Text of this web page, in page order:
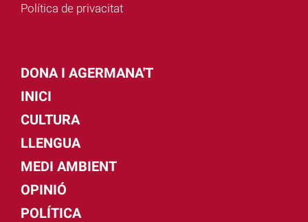
Política de privacitat
DONA I AGERMANA'T
INICI
CULTURA
LLENGUA
MEDI AMBIENT
OPINIÓ
POLÍTICA